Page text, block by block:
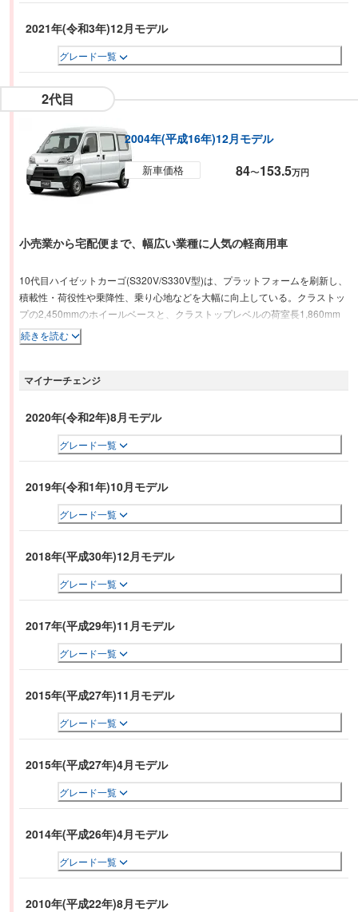
2021年(令和3年)12月モデル
グレード一覧
2代目
2004年(平成16年)12月モデル
新車価格 84〜153.5万円
小売業から宅配便まで、幅広い業種に人気の軽商用車
10代目ハイゼットカーゴ(S320V/S330V型)は、プラットフォームを刷新し、
積載性・荷役性や乗降性、乗り心地などを大幅に向上している。クラストッ
プの2,450mmのホイールベースと、クラストップレベルの荷室長1,860mm
と荷室フロア長1,950mm(2名乗車時)、荷室幅1,375mm(4名乗車時)、荷室高
1,235mmを実現して、高い走行安定性と快適な乗り心地、高い荷役性を両立
集中配置。シートスライド量の増加、タイヤハウスの小型化により居住性も
カムDVVT3気筒（EF-VE型）、ツインカム3気筒ターボ（EF-DET型）の3つ
み合わされる。
続きを読む
マイナーチェンジ
2020年(令和2年)8月モデル
グレード一覧
2019年(令和1年)10月モデル
グレード一覧
2018年(平成30年)12月モデル
グレード一覧
2017年(平成29年)11月モデル
グレード一覧
2015年(平成27年)11月モデル
グレード一覧
2015年(平成27年)4月モデル
グレード一覧
2014年(平成26年)4月モデル
グレード一覧
2010年(平成22年)8月モデル